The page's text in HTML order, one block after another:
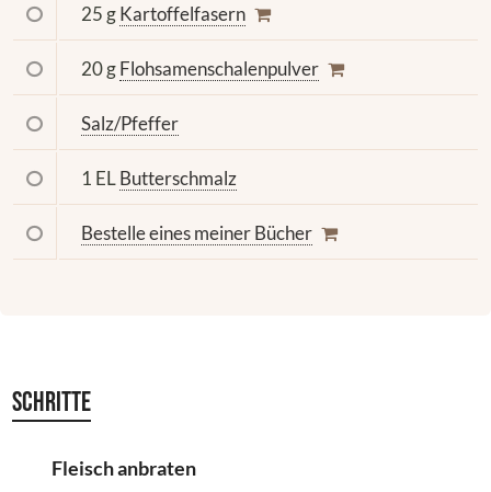
25 gKartoffelfasern
20 gFlohsamenschalenpulver
Salz/Pfeffer
1 ELButterschmalz
Bestelle eines meiner Bücher
Schritte
Fleisch anbraten